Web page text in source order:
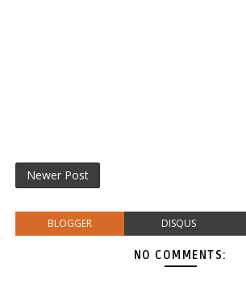
Newer Post
BLOGGER DISQUS
NO COMMENTS: